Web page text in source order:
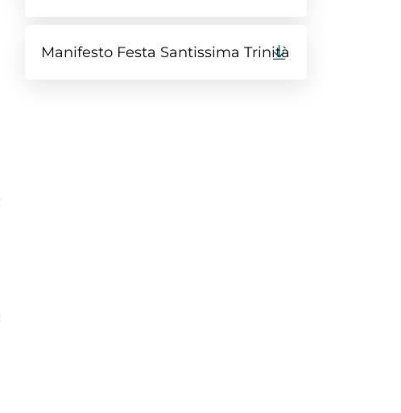
Manifesto Festa Santissima Trinità